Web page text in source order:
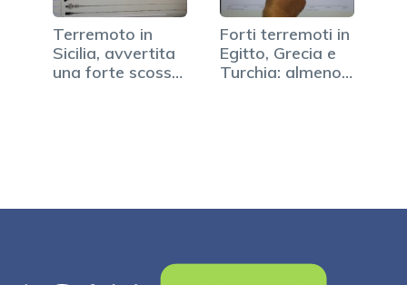
Terremoto in
Sicilia, avvertita
una forte scossa
Forti terremoti in
Egitto, Grecia e
Turchia: almeno…